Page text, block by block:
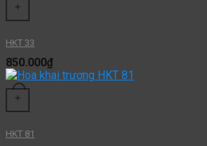
+
HKT 33
850.000₫
+
HKT 81